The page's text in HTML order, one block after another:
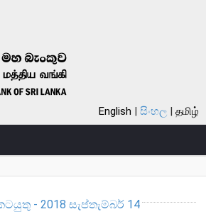
English සිංහල தமிழ்
- 2018 සැප්තැම්බර් 14